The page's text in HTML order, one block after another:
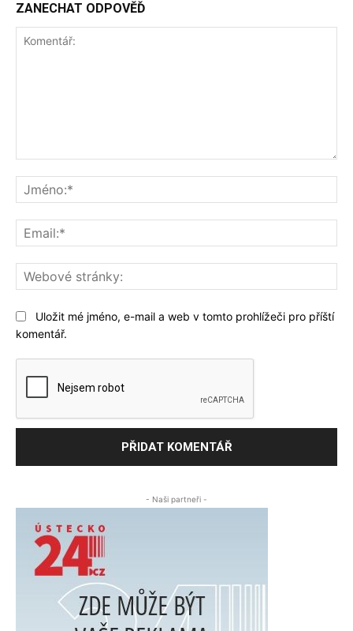
ZANECHAT ODPOVĚĎ
Uložit mé jméno, e-mail a web v tomto prohlížeči pro příští
komentář.
- Naši partneři -